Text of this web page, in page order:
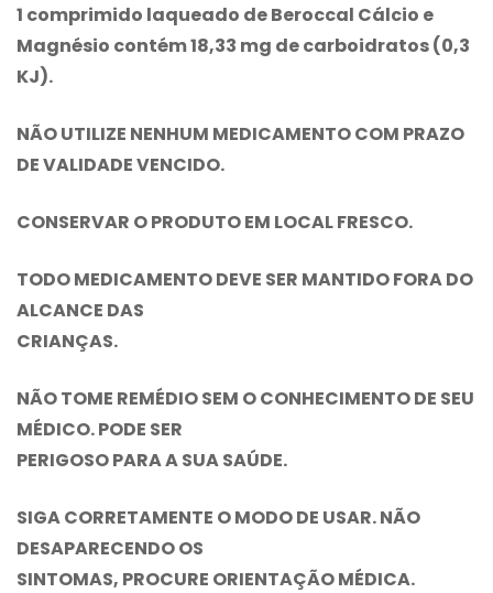
1 comprimido laqueado deBeroccal Cálcio e
Magnésio contém 18,33 mg de carboidratos (0,3
KJ).
NÃO UTILIZE NENHUM MEDICAMENTO COM PRAZO
DE VALIDADE VENCIDO.
CONSERVAR O PRODUTO EM LOCAL FRESCO.
TODO MEDICAMENTO DEVE SER MANTIDO FORA DO
ALCANCE DAS
CRIANÇAS.
NÃO TOME REMÉDIO SEM O CONHECIMENTO DE SEU
MÉDICO. PODE SER
PERIGOSO PARA A SUA SAÚDE.
SIGA CORRETAMENTE O MODO DE USAR. NÃO
DESAPARECENDO OS
SINTOMAS, PROCURE ORIENTAÇÃO MÉDICA.